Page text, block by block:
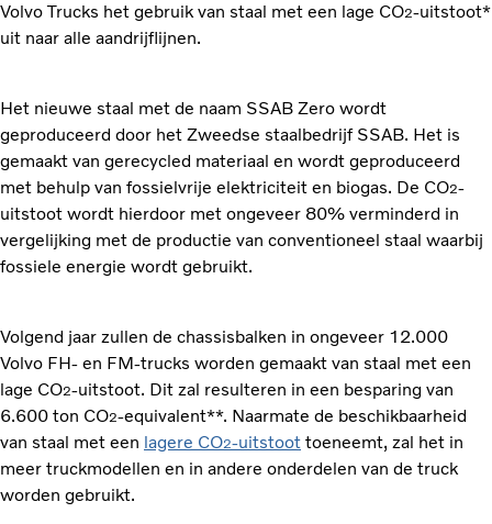
Volvo Trucks het gebruik van staal met een lage CO2-uitstoot*
uit naar alle aandrijflijnen.
Het nieuwe staal met de naam SSAB Zero wordt
geproduceerd door het Zweedse staalbedrijf SSAB. Het is
gemaakt van gerecycled materiaal en wordt geproduceerd
met behulp van fossielvrije elektriciteit en biogas. De CO2-
uitstoot wordt hierdoor met ongeveer 80% verminderd in
vergelijking met de productie van conventioneel staal waarbij
fossiele energie wordt gebruikt.
Volgend jaar zullen de chassisbalken in ongeveer 12.000
Volvo FH- en FM-trucks worden gemaakt van staal met een
lage CO2-uitstoot. Dit zal resulteren in een besparing van
6.600 ton CO2-equivalent**. Naarmate de beschikbaarheid
van staal met een lagere CO2-uitstoot toeneemt, zal het in
meer truckmodellen en in andere onderdelen van de truck
worden gebruikt.